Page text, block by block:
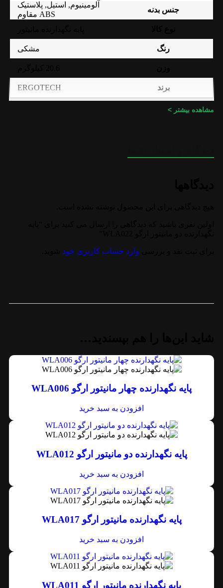
جنس بدنه
آلومینیوم, استیل, پلاستیک
ABS مقاوم
رنگ مشکی
برند ERGOTECH
گارانتی
اصلی (الماس، آواژنگ،
مشاهده بیشتر >
وارد حساب کاربری خود
پایه نگهدارنده چهار مانیتور ارگو WLA006
افزودن به سبد خرید
پایه نگهدارنده دو مانیتور ارگو WLA012
افزودن به سبد خرید
پایه نگهدارنده مانیتور ارگو WLA017
افزودن به سبد خرید
پایه نگهدارنده مانیتور ارگو WLA011